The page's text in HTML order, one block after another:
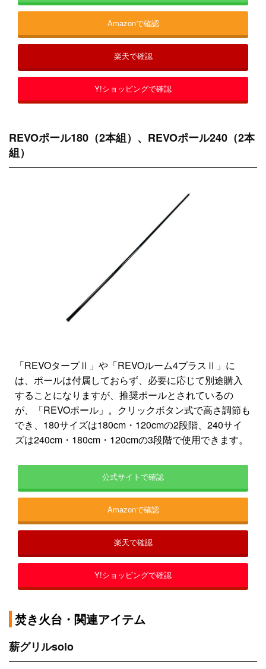
Amazonで確認
楽天で確認
Y!ショッピングで確認
REVOポール180（2本組）、REVOポール240（2本
組）
「REVOタープⅡ」や「REVOルーム4プラスⅡ」に
は、ポールは付属しておらず、必要に応じて別途購入
することになりますが、推奨ポールとされているの
が、「REVOポール」。クリックボタン式で高さ調節も
でき、180サイズは180cm・120cmの2段階、240サイ
ズは240cm・180cm・120cmの3段階で使用できます。
公式サイトで確認
Amazonで確認
楽天で確認
Y!ショッピングで確認
焚き火台・関連アイテム
薪グリルsolo